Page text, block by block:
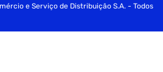
e Serviço de Distribuição S.A. - Todos